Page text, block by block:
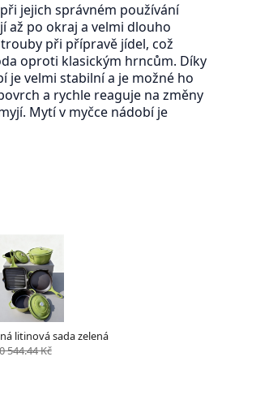
jejich správném používání
až po okraj a velmi dlouho
při přípravě jídel, což
oproti klasickým hrncům. Díky
je velmi stabilní a je možné ho
a rychle reaguje na změny
Mytí v myčce nádobí je
litinová sada zelená
544.44 Kč